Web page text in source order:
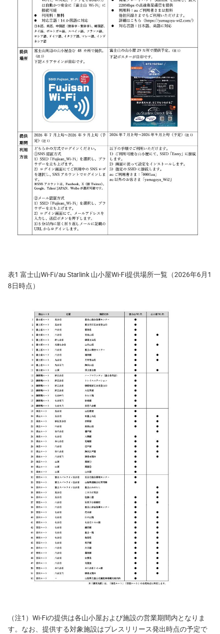
表1 富士山Wi-Fi/au Starlink 山小屋Wi-Fi提供場所一覧（2026年6月1
8日時点）
（注1）Wi-Fiの提供は各山小屋および施設の営業期間内となりま
す。なお、提供する対象施設はプレスリリース発出時点の予定で